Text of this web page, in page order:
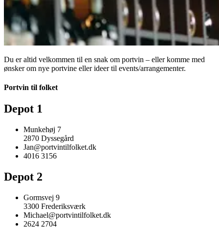
Du er altid velkommen til en snak om portvin – eller komme med
ønsker om nye portvine eller ideer til events/arrangementer.
Portvin til folket
Depot 1
Munkehøj 7
2870 Dyssegård
Jan@portvintilfolket.dk
4016 3156
Depot 2
Gormsvej 9
3300 Frederiksværk
Michael@portvintilfolket.dk
2624 2704